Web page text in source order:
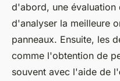
d'abord, une évaluation
d'analyser la meilleure
panneaux. Ensuite, les
comme l'obtention de
souvent avec l'aide de l'